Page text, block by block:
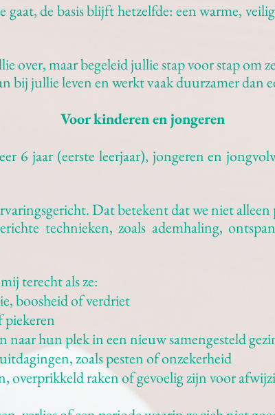
de basis blijft hetzelfde: een warme,
over, maar begeleid jullie stap voor stap om
bij jullie leven en werkt vaak duurzamer dan
Voor kinderen en jongeren
6 jaar (eerste leerjaar), jongeren en
Dat betekent dat we niet
technieken, zoals ademhaling,
terecht als ze:
boosheid of verdriet
piekeren
naar hun plek in een nieuw samengesteld
zoals pesten of onzekerheid
overprikkeld raken of gevoelig zijn voor